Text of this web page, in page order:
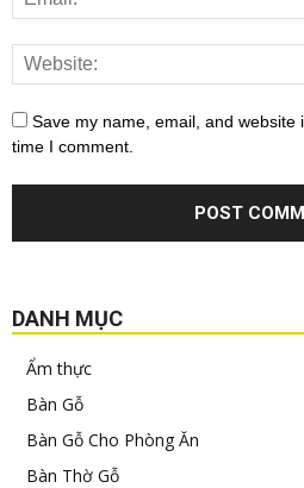
Save my name, email, and website
time I comment.
DANH MỤC
Ẩm thực
Bàn Gỗ
Bàn Gỗ Cho Phòng Ăn
Bàn Thờ Gỗ